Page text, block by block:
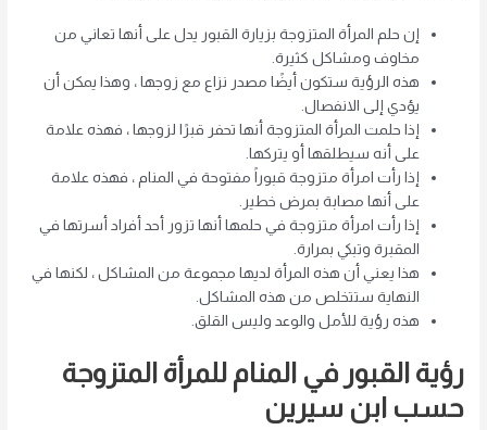
إن حلم المرأة المتزوجة بزيارة القبور يدل على أنها تعاني من
مخاوف ومشاكل كثيرة.
هذه الرؤية ستكون أيضًا مصدر نزاع مع زوجها ، وهذا يمكن أن
يؤدي إلى الانفصال.
إذا حلمت المرأة المتزوجة أنها تحفر قبرًا لزوجها ، فهذه علامة
على أنه سيطلقها أو يتركها.
إذا رأت امرأة متزوجة قبوراً مفتوحة في المنام ، فهذه علامة
على أنها مصابة بمرض خطير.
إذا رأت امرأة متزوجة في حلمها أنها تزور أحد أفراد أسرتها في
المقبرة وتبكي بمرارة.
هذا يعني أن هذه المرأة لديها مجموعة من المشاكل ، لكنها في
النهاية ستتخلص من هذه المشاكل.
هذه رؤية للأمل والوعد وليس القلق.
رؤية القبور في المنام للمرأة المتزوجة
حسب ابن سيرين